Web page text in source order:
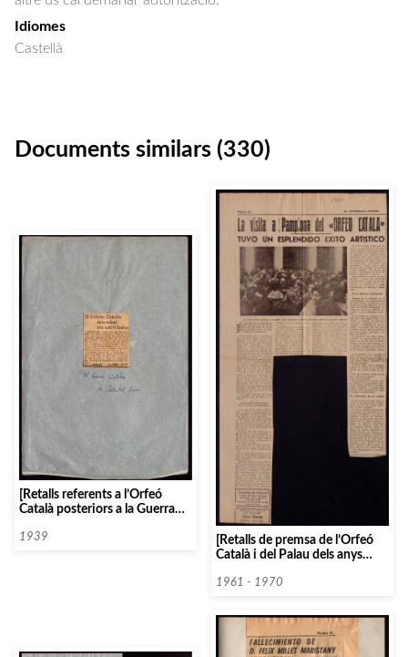
Idiomes
Castellà
Documents similars (330)
[Retalls referents a l’Orfeó
Català posteriors a la Guerra
1939
[Retalls de premsa de l’Orfeó
Català i del Palau dels anys
1961 - 1970